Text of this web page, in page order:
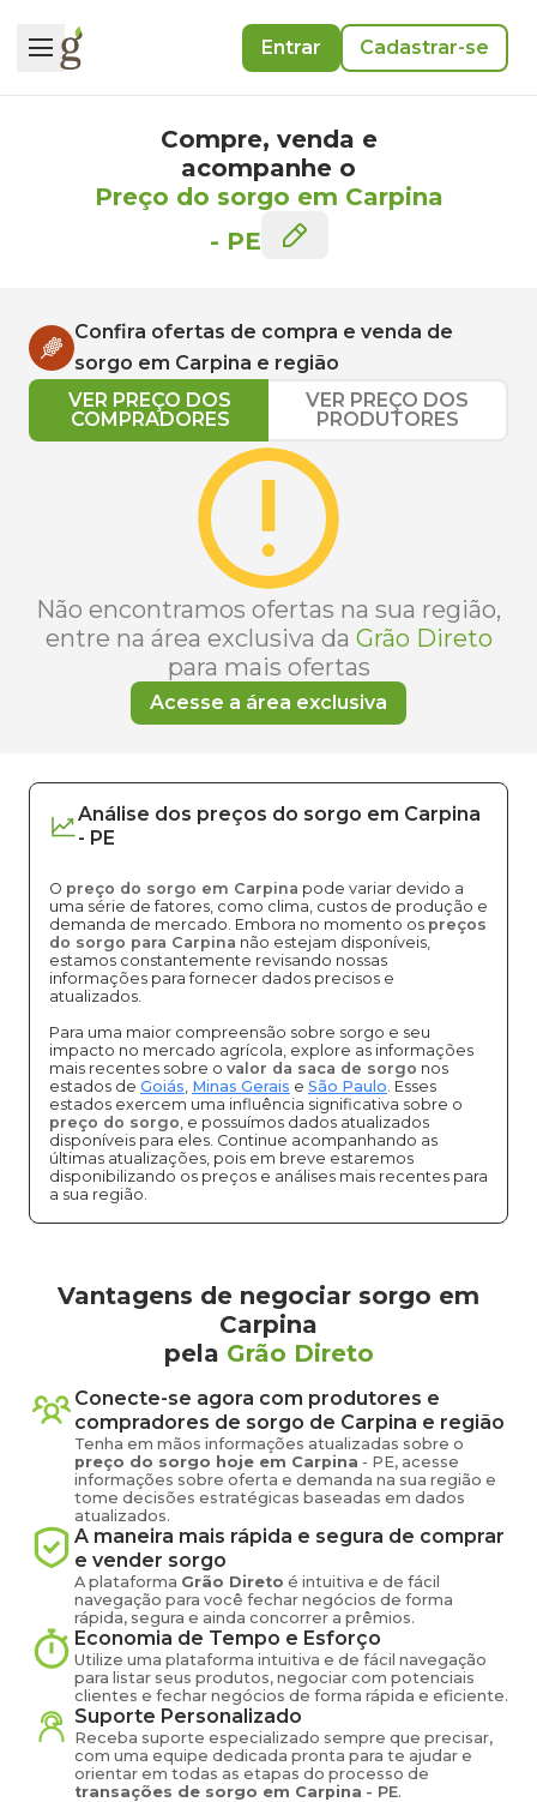
Entrar Cadastrar-se
Compre, venda e
acompanhe o
Preço do sorgo em Carpina
- PE
Confira ofertas de compra e venda de
sorgo em Carpina e região
VER PREÇO DOS
COMPRADORES
VER PREÇO DOS
PRODUTORES
Não encontramos ofertas na sua região,
entre na área exclusiva da Grão Direto
para mais ofertas
Acesse a área exclusiva
Análise dos preços do sorgo em Carpina
- PE
O preço do sorgo em Carpina pode variar devido a
uma série de fatores, como clima, custos de produção e
demanda de mercado. Embora no momento os preços
do sorgo para Carpina não estejam disponíveis,
estamos constantemente revisando nossas
informações para fornecer dados precisos e
atualizados.
Para uma maior compreensão sobre sorgo e seu
impacto no mercado agrícola, explore as informações
mais recentes sobre o valor da saca de sorgo nos
estados de Goiás, Minas Gerais e São Paulo. Esses
estados exercem uma influência significativa sobre o
preço do sorgo, e possuímos dados atualizados
disponíveis para eles. Continue acompanhando as
últimas atualizações, pois em breve estaremos
disponibilizando os preços e análises mais recentes para
a sua região.
Vantagens de negociar sorgo em
Carpina
pela Grão Direto
Conecte-se agora com produtores e
compradores de sorgo de Carpina e região
Tenha em mãos informações atualizadas sobre o
preço do sorgo hoje em Carpina - PE, acesse
informações sobre oferta e demanda na sua região e
tome decisões estratégicas baseadas em dados
atualizados.
A maneira mais rápida e segura de comprar
e vender sorgo
A plataforma Grão Direto é intuitiva e de fácil
navegação para você fechar negócios de forma
rápida, segura e ainda concorrer a prêmios.
Economia de Tempo e Esforço
Utilize uma plataforma intuitiva e de fácil navegação
para listar seus produtos, negociar com potenciais
clientes e fechar negócios de forma rápida e eficiente.
Suporte Personalizado
Receba suporte especializado sempre que precisar,
com uma equipe dedicada pronta para te ajudar e
orientar em todas as etapas do processo de
transações de sorgo em Carpina - PE.